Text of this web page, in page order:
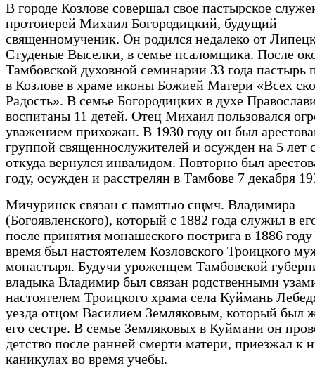
В городе Козлове совершал свое пастырское
протоиерей Михаил Богородицкий, будущий
священномученик. Он родился недалеко от
Студеные Выселки, в семье псаломщика. После
Тамбовской духовной семинарии 33 года пастырь
в Козлове в храме иконы Божией Матери «Всех
Радость». В семье Богородицких в духе
воспитаны 11 детей. Отец Михаил пользовался
уважением прихожан. В 1930 году он был
группой священнослужителей и осужден на 5 лет
откуда вернулся инвалидом. Повторно был
году, осужден и расстрелян в Тамбове 7 декабря
Мичуринск связан с памятью сщмч. Владимира
(Богоявленского), который с 1882 года служил в
после принятия монашеского пострига в 1886 году
время был настоятелем Козловского Троицкого
монастыря. Будучи уроженцем Тамбовской
владыка Владимир был связан родственными
настоятелем Троицкого храма села Куймань
уезда отцом Василием Земляковым, который был
его сестре. В семье Земляковых в Куймани он
детство после ранней смерти матери, приезжал к
каникулах во время учебы.